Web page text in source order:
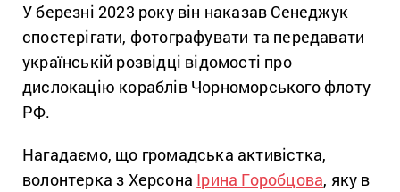
У березні 2023 року він наказав Сенеджук
спостерігати, фотографувати та передавати
українській розвідці відомості про
дислокацію кораблів Чорноморського флоту
РФ.
Нагадаємо, що громадська активістка,
волонтерка з Херсона Ірина Горобцова, яку в